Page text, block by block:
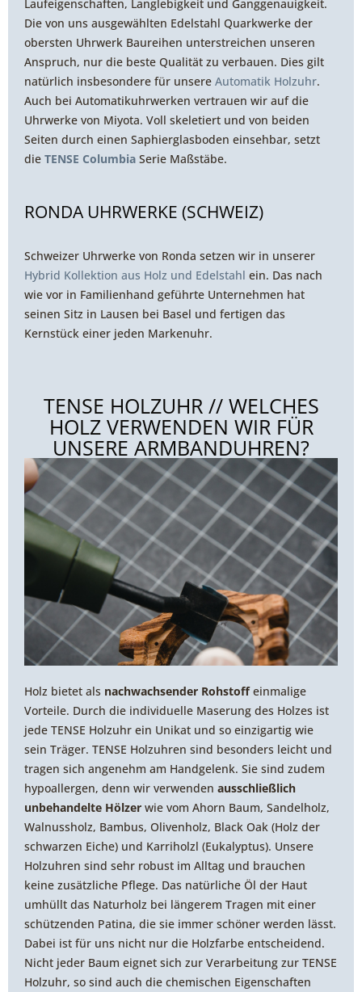
Laufeigenschaften, Langlebigkeit und Ganggenauigkeit.
Die von uns ausgewählten Edelstahl Quarkwerke der
obersten Uhrwerk Baureihen unterstreichen unseren
Anspruch, nur die beste Qualität zu verbauen. Dies gilt
natürlich insbesondere für unsere Automatik Holzuhr.
Auch bei Automatikuhrwerken vertrauen wir auf die
Uhrwerke von Miyota. Voll skeletiert und von beiden
Seiten durch einen Saphierglasboden einsehbar, setzt
die TENSE Columbia Serie Maßstäbe.
RONDA UHRWERKE (SCHWEIZ)
Schweizer Uhrwerke von Ronda setzen wir in unserer
Hybrid Kollektion aus Holz und Edelstahl ein. Das nach
wie vor in Familienhand geführte Unternehmen hat
seinen Sitz in Lausen bei Basel und fertigen das
Kernstück einer jeden Markenuhr.
TENSE HOLZUHR // WELCHES
HOLZ VERWENDEN WIR FÜR
UNSERE ARMBANDUHREN?
Holz bietet als nachwachsender Rohstoffeinmalige
Vorteile. Durch die individuelle Maserung des Holzes ist
jede TENSE Holzuhr ein Unikat und so einzigartig wie
sein Träger. TENSE Holzuhren sind besonders leicht und
tragen sich angenehm am Handgelenk. Sie sind zudem
hypoallergen, denn wir verwenden ausschließlich
unbehandelte Hölzer wie vom Ahorn Baum, Sandelholz,
Walnussholz, Bambus, Olivenholz, Black Oak (Holz der
schwarzen Eiche) und Karriholzl (Eukalyptus). Unsere
Holzuhren sind sehr robust im Alltag und brauchen
keine zusätzliche Pflege. Das natürliche Öl der Haut
umhüllt das Naturholz bei längerem Tragen mit einer
schützenden Patina, die sie immer schöner werden lässt.
Dabei ist für uns nicht nur die Holzfarbe entscheidend.
Nicht jeder Baum eignet sich zur Verarbeitung zur TENSE
Holzuhr, so sind auch die chemischen Eigenschaften